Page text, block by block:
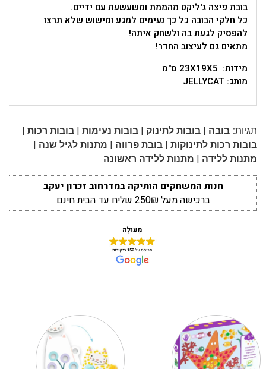
בובת פיצה ג'ליקט מהממת ומשעשעת עם ידיים.
כל חלקי הבובה כל כך נעימים למגע ומישוש שלא תרצו
להפסיק לגעת בה ולשחק איתה!
מתאים גם לעיצוב החדר!
מידות: 23X19X5 ס"מ
מותג: JELLYCAT
תגיות: בובה | בובות לתינוק | בובות נעימות | בובות רכות |
בובות רכות לתינוקות | בובת פרווה | מתנות לגיל שנה |
מתנות ללידה | מתנות ללידה ראשונה
חנות המשחקים הותיקה במדרחוב זכרון יעקב
ברכישה מעל 250₪ שליח עד הבית חינם